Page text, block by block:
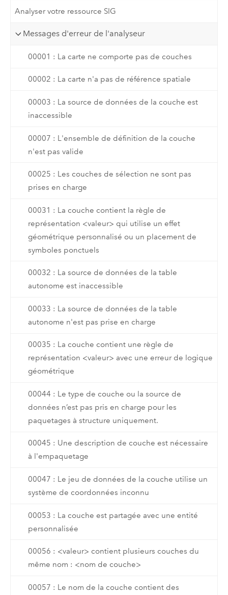
Analyser votre ressource SIG
Messages d'erreur de l'analyseur
00001 : La carte ne comporte pas de couches
00002 : La carte n'a pas de référence spatiale
00003 : La source de données de la couche est
inaccessible
00007 : L'ensemble de définition de la couche
n'est pas valide
00025 : Les couches de sélection ne sont pas
prises en charge
00031 : La couche contient la règle de
représentation <valeur> qui utilise un effet
géométrique personnalisé ou un placement de
symboles ponctuels
00032 : La source de données de la table
autonome est inaccessible
00033 : La source de données de la table
autonome n'est pas prise en charge
00035 : La couche contient une règle de
représentation <valeur> avec une erreur de logique
géométrique
00044 : Le type de couche ou la source de
données n’est pas pris en charge pour les
paquetages à structure uniquement.
00045 : Une description de couche est nécessaire
à l'empaquetage
00047 : Le jeu de données de la couche utilise un
système de coordonnées inconnu
00053 : La couche est partagée avec une entité
personnalisée
00056 : <valeur> contient plusieurs couches du
même nom : <nom de couche>
00057 : Le nom de la couche contient des